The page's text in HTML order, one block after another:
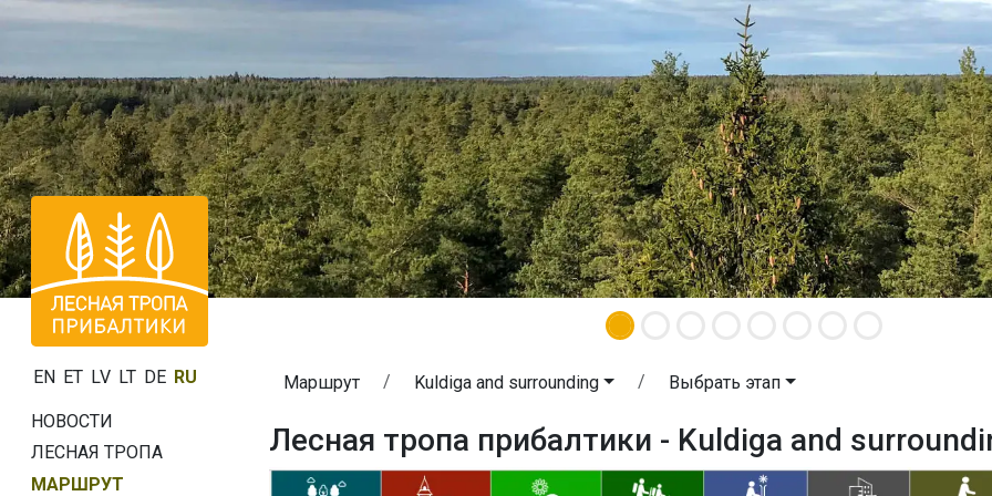
EN ET LV LT DE RU
НОВОСТИ
ЛЕСНАЯ ТРОПА
МАРШРУТ
Маршрут Kuldiga and surrounding Выбрать этап
Лесная тропа прибалтики - Kuldiga and